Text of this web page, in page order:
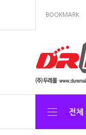
BOOKMARK
전체